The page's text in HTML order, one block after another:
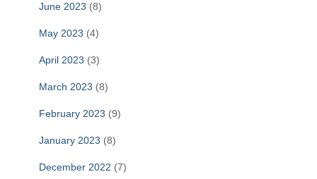
June 2023 (8)
May 2023 (4)
April 2023 (3)
March 2023 (8)
February 2023 (9)
January 2023 (8)
December 2022 (7)